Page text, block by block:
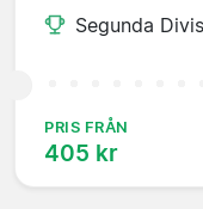
Segunda
PRIS FRÅN
405 kr